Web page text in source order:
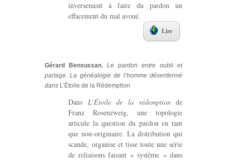
inversement à faire du pardon un
effacement du mal avoué.
Lire
Gérard Bensussan,Le pardon entre oubli et
partage. La généalogie de l’homme désenfermé
dans L’Étoile de la Rédemption
Dans L’Étoile de la rédemptionde
Franz Rosenzweig, une topologie
articule la question du pardon en tant
que non-originaire. La distribution qui
scande, organise et tisse toute une série
de reliaisons faisant « système » dans